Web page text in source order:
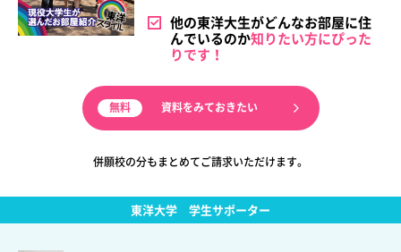
他の東洋大生がどんなお部屋に住
んでいるのか知りたい方にぴった
りです！
資料をみておきたい
併願校の分もまとめてご請求いただけます。
東洋大学 学生サポーター